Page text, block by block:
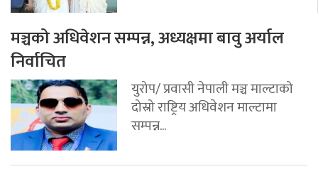
मञ्चको अधिवेशन सम्पन्न, अध्यक्षमा बावु अर्याल
निर्वाचित
युरोप/ प्रवासी नेपाली मञ्च माल्टाको
दोस्रो राष्ट्रिय अधिवेशन माल्टामा
सम्पन्न...